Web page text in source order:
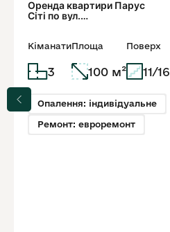
Оренда квартири Парус
Сіті по вул.
Кіманати
3
Площа
100 м²
Поверх
11/16
Опалення: індивідуальне
Ремонт: евроремонт